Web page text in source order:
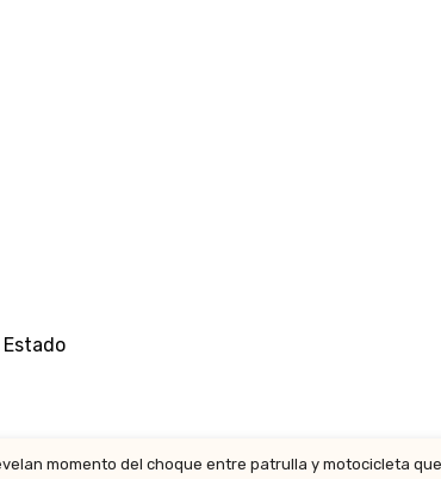
momento del choque entre patrulla y motocicleta